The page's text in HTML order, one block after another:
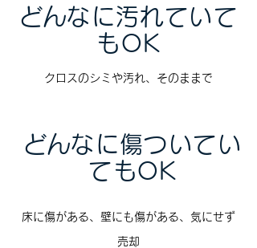
​どんなに汚れていて
もOK
​クロスのシミや汚れ、そのままで
​どんなに傷ついてい
てもOK
​床に傷がある、壁にも傷がある、気にせず
売却